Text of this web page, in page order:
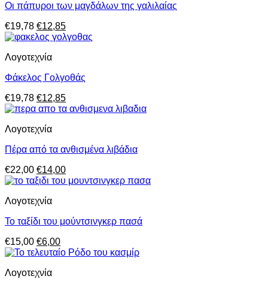
Οι πάπυροι των μαγδάλων της γαλιλαίας
€19,78 Original
price
€19,78.
€12,85Η
τρέχουσα
Λογοτεχνία
Φάκελος Γολγοθάς
€19,78 Original
price
€19,78.
€12,85Η
τρέχουσα
Λογοτεχνία
Πέρα από τα ανθισμένα λιβάδια
€22,00 Original
price
€22,00.
€14,00Η
τρέχουσα
Λογοτεχνία
Το ταξίδι του μούντσινγκερ πασά
€15,00 Original
price
€15,00.
€6,00Η
τρέχουσα
Λογοτεχνία